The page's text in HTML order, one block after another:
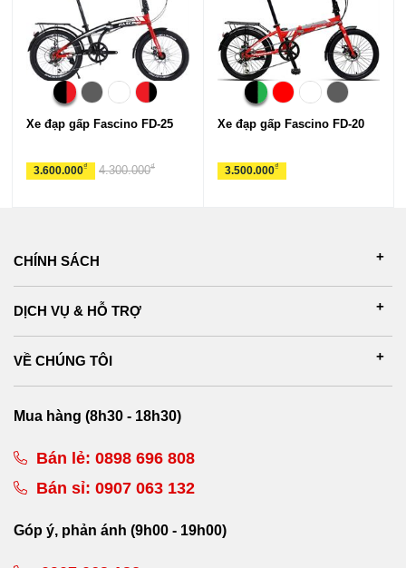
Xe đạp gấp Fascino FD-25
3.600.000₫ 4.300.000₫
Xe đạp gấp Fascino FD-20
3.500.000₫
CHÍNH SÁCH
DỊCH VỤ & HỖ TRỢ
VỀ CHÚNG TÔI
Mua hàng (8h30 - 18h30)
Bán lẻ: 0898 696 808
Bán sỉ: 0907 063 132
Góp ý, phản ánh (9h00 - 19h00)